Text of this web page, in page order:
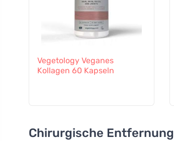
Vegetology Veganes
Kollagen 60 Kapseln
Chirurgische Entfernung